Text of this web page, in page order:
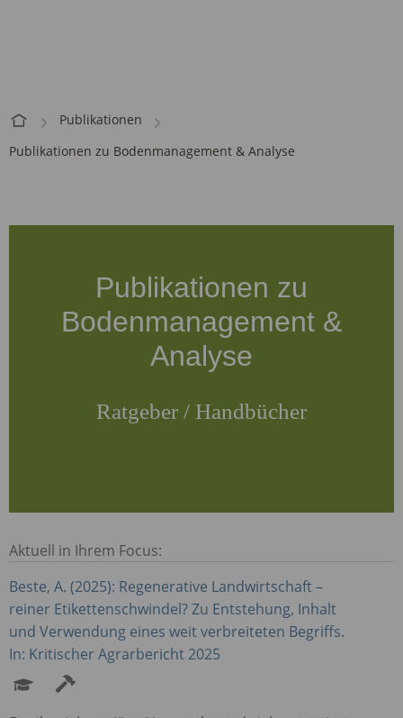
Publikationen
Publikationen zu Bodenmanagement & Analyse
Publikationen zu
Bodenmanagement &
Analyse
Ratgeber / Handbücher
Aktuell in Ihrem Focus:
Beste, A. (2025): Regenerative Landwirtschaft –
reiner Etikettenschwindel? Zu Entstehung, Inhalt
und Verwendung eines weit verbreiteten Begriffs.
In: Kritischer Agrarbericht 2025